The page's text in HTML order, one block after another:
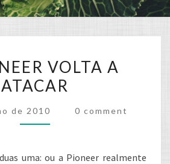
PIONEER
VOLTA
VOLTA A
ATACAR
de 2010 Comments
0 comment
uma: ou a Pioneer realmente